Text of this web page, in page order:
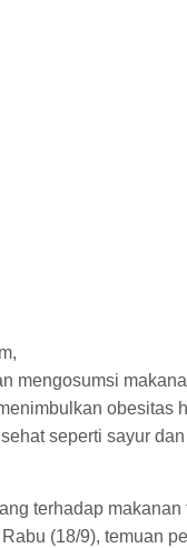
mengosumsi
obesitas
seperti sayur
terhadap
Rabu (18/9), temuan